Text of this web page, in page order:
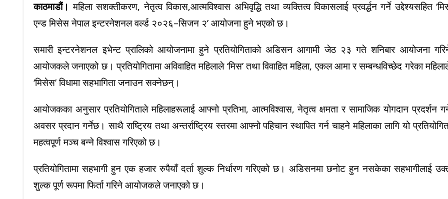
काठमाडौं। महिला सशक्तीकरण, नेतृत्व विकास,आत्मविश्वास अभिवृद्धि तथा व्यक्तित्व विकासलाई प्रवर्द्धन गर्ने उद्देश्यसहित
एन्ड मिसेस नेपाल इन्टरनेशनल वर्ल्ड २०२६–सिजन २’ आयोजना हुने भएको छ।
समारी इन्टरनेशनल इभेन्ट प्रालिको आयोजनामा हुने प्रतियोगिताको अडिसन आगामी जेठ २३ गते शनिबार आयोजना
आयोजकले जनाएको छ। प्रतियोगितामा अविवाहित महिलाले ‘मिस’ तथा विवाहित महिला, एकल आमा र सम्बन्धविच्छेद गरेका
‘मिसेस’ विधामा सहभागिता जनाउन सक्नेछन्।
आयोजकका अनुसार प्रतियोगिताले महिलाहरूलाई आफ्नो प्रतिभा, आत्मविश्वास, नेतृत्व क्षमता र सामाजिक योगदान प्रदर्शन
अवसर प्रदान गर्नेछ। साथै राष्ट्रिय तथा अन्तर्राष्ट्रिय स्तरमा आफ्नो पहिचान स्थापित गर्न चाहने महिलाका लागि यो
महत्वपूर्ण मञ्च बन्ने विश्वास गरिएको छ।
प्रतियोगितामा सहभागी हुन एक हजार रुपैयाँ दर्ता शुल्क निर्धारण गरिएको छ। अडिसनमा छनोट हुन नसकेका सहभागीलाई
शुल्क पूर्ण रूपमा फिर्ता गरिने आयोजकले जनाएको छ।